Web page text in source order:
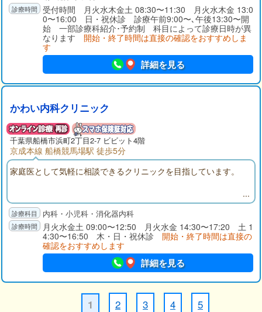
受付時間 月火水木金土 08:30〜11:30 月火水木金 13:0
0〜16:00 日・祝休診 診療午前9:00〜､午後13:30〜開
始 一部診療科紹介･予約制 科目によって診療日時が異
なります 開始・終了時間は直接の確認をおすすめしま
す
詳細を見る
かわい内科クリニック
千葉県船橋市浜町2丁目2-7 ビビット4階
京成本線 船橋競馬場駅 徒歩5分
家庭医として気軽に相談できるクリニックを目指しています。
内科・小児科・消化器内科
月火水金土 09:00〜12:50 月火水金 14:30〜17:20 土 1
4:30〜16:50 木・日・祝休診 開始・終了時間は直接の
確認をおすすめします
詳細を見る
1 2 3 4 5